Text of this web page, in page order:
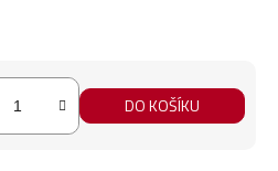
DO KOŠÍKU